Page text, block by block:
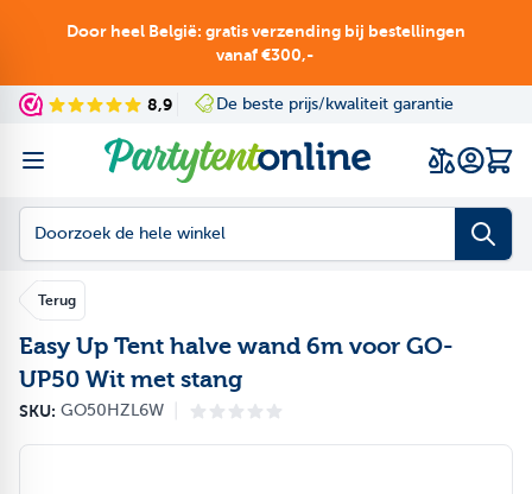
Door heel België: gratis verzending bij bestellingen
vanaf €300,-
8,9 Navigating through
Press to skip the
prijs/kwaliteit garantie Ruime keuze in onze showroom
Terug
Easy Up Tent halve wand 6m voor GO-
UP50 Wit met stang
SKU: GO50HZL6W